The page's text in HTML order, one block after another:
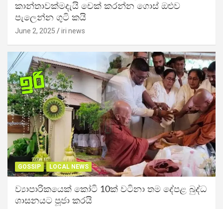
කාන්තාවක්මදැයි චෙක් කරන්න ගොස් ඔළුව
පැලෙන්න ගුටි කයි
June 2, 2025 iri news
GOSSIP LOCAL NEWS
ව්‍යාපාරිකයෙක් කෝටි 10ක් වටිනා තම දේපළ බුද්ධ
ශාසනයට පූජා කරයි